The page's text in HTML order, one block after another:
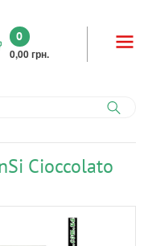
0
0,00 грн.
Cioccolato